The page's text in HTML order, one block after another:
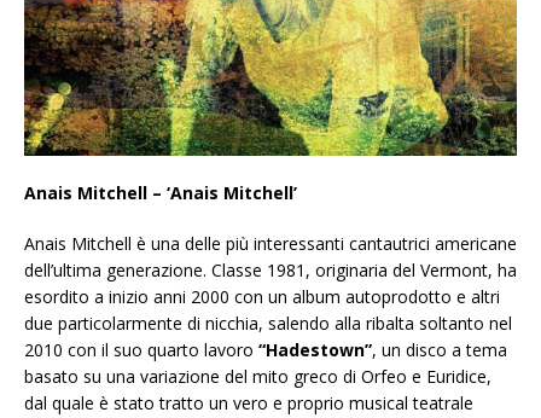
Anais Mitchell – ‘Anais Mitchell’
Anais Mitchell è una delle più interessanti cantautrici americane
dell’ultima generazione. Classe 1981, originaria del Vermont, ha
esordito a inizio anni 2000 con un album autoprodotto e altri
due particolarmente di nicchia, salendo alla ribalta soltanto nel
2010 con il suo quarto lavoro “Hadestown”, un disco a tema
basato su una variazione del mito greco di Orfeo e Euridice,
dal quale è stato tratto un vero e proprio musical teatrale